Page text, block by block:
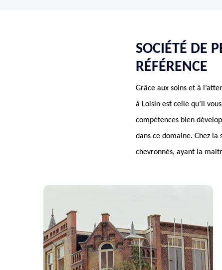
SOCIÉTÉ DE
RÉFÉRENCE
Grâce aux soins et à
à Loisin est celle qu’il
compétences bien
dans ce domaine. Chez
chevronnés, ayant la